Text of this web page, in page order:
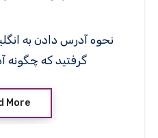
نحوه آدرس دادن به انگلیسی در درس قبلی، یاد
گرفتید که چگونه
More